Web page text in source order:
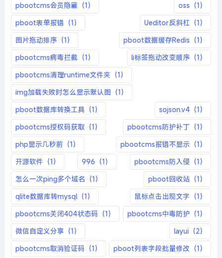
pbootcms会员隐藏（1）
oss（1）
pboot表单报错（1）
Ueditor反斜杠（1）
图片拖动排序（1）
pboot数据缓存Redis（1）
pbootcms病毒拦截（1）
li标签拖动改变顺序（1）
pbootcms清理runtime文件夹（1）
img加载失败时怎么显示默认图（1）
pboot数据库转换工具（1）
sojson.v4（1）
pbootcms授权码获取（1）
pbootcms防护补丁（1）
php显示几秒前（1）
pbootcms报错不显示（1）
开源软件（1）
996（1）
pbootcms防入侵（1）
怎么一次ping多个域名（1）
pboot回收站（1）
qlite数据库转mysql（1）
鼠标点击出现文字（1）
pbootcms关闭404状态码（1）
pbootcms中毒防护（1）
微信自定义分享（1）
layui（2）
pbootcms取消验证码（1）
pboot列表字段批量修改（1）